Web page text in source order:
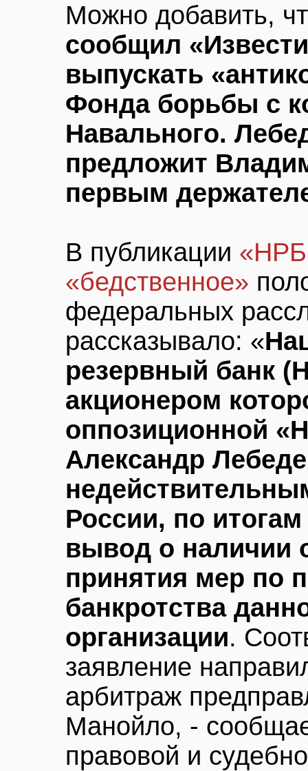
Можно добавить,
сообщил
выпускать
Фонда борьбы с
Навального.
предложит
первым
В публикации «НРБ
«бедственное»
федеральных
рассказывало: «
резервный банк
акционером
оппозиционной
Александр
России, по
вывод о наличии
принятия мер по
банкротства
организации.
заявление
арбитраж
Манойло, -
правовой и